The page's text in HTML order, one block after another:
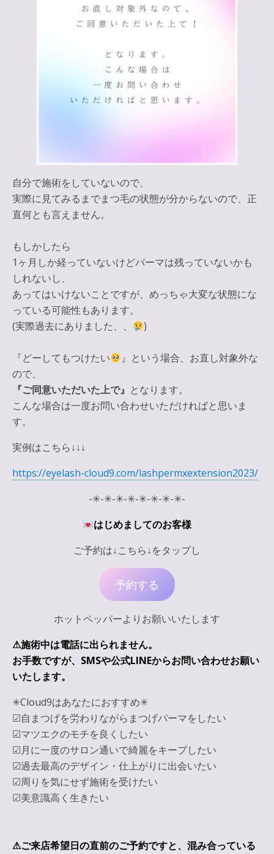
自分で施術をしていないので、
実際に見てみるまでまつ毛の状態が分からないので、正
直何とも言えません。
もしかしたら
1ヶ月しか経っていないけどパーマは残っていないかも
しれないし、
あってはいけないことですが、めっちゃ大変な状態にな
っている可能性もあります。
(実際過去にありました、、
)
『どーしてもつけたい
』という場合、お直し対象外な
ので、
『ご同意いただいた上で』 となります。
こんな場合は一度お問い合わせいただければと思いま
す。
実例はこちら↓↓↓
https://eyelash-cloud9.com/lashpermxextension2023/
-✳︎-✳︎-✳︎-✳︎-✳︎-✳︎-✳︎-✳︎-
はじめましてのお客様
ご予約は↓こちら↓をタップし
予約する
ホットペッパーよりお願いいたします
⚠︎施術中は電話に出られません。
お手数ですが、SMSや公式LINEからお問い合わせお願い
いたします。
✳︎Cloud9はあなたにおすすめ✳︎
☑︎自まつげを労わりながらまつげパーマをしたい
☑︎マツエクのモチを良くしたい
☑︎月に一度のサロン通いで綺麗をキープしたい
☑︎過去最高のデザイン・仕上がりに出会いたい
☑︎周りを気にせず施術を受けたい
☑︎美意識高く生きたい
⚠︎ご来店希望日の直前のご予約ですと、混み合っている